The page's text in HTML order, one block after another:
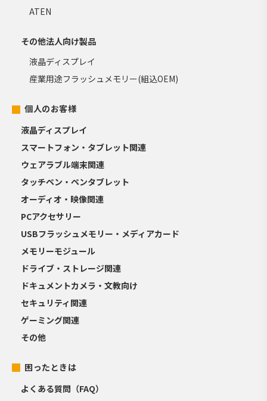
ATEN
その他法人向け製品
液晶ディスプレイ
産業用途フラッシュメモリー(組込OEM)
個人のお客様
液晶ディスプレイ
スマートフォン・タブレット関連
ウェアラブル端末関連
タッチペン・ペンタブレット
オーディオ・映像関連
PCアクセサリー
USBフラッシュメモリー・メディアカード
メモリーモジュール
ドライブ・ストレージ関連
ドキュメントカメラ・文教向け
セキュリティ関連
ゲーミング関連
その他
困ったときは
よくある質問（FAQ）